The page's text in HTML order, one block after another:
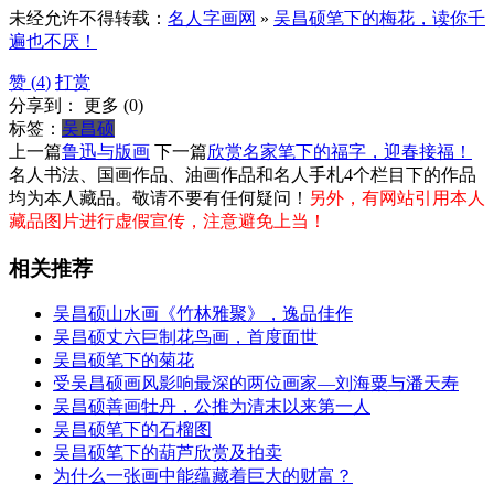
未经允许不得转载： 名人字画网 » 吴昌硕笔下的梅花，读你千
遍也不厌！
赞 (4) 打赏
分享到： 更多 (0)
标签： 吴昌硕
上一篇鲁迅与版画 下一篇欣赏名家笔下的福字，迎春接福！
名人书法、国画作品、油画作品和名人手札4个栏目下的作品
均为本人藏品。敬请不要有任何疑问！ 另外，有网站引用本人
藏品图片进行虚假宣传，注意避免上当！
相关推荐
吴昌硕山水画《竹林雅聚》，逸品佳作
吴昌硕丈六巨制花鸟画，首度面世
吴昌硕笔下的菊花
受吴昌硕画风影响最深的两位画家—刘海粟与潘天寿
吴昌硕善画牡丹，公推为清末以来第一人
吴昌硕笔下的石榴图
吴昌硕笔下的葫芦欣赏及拍卖
为什么一张画中能蕴藏着巨大的财富？